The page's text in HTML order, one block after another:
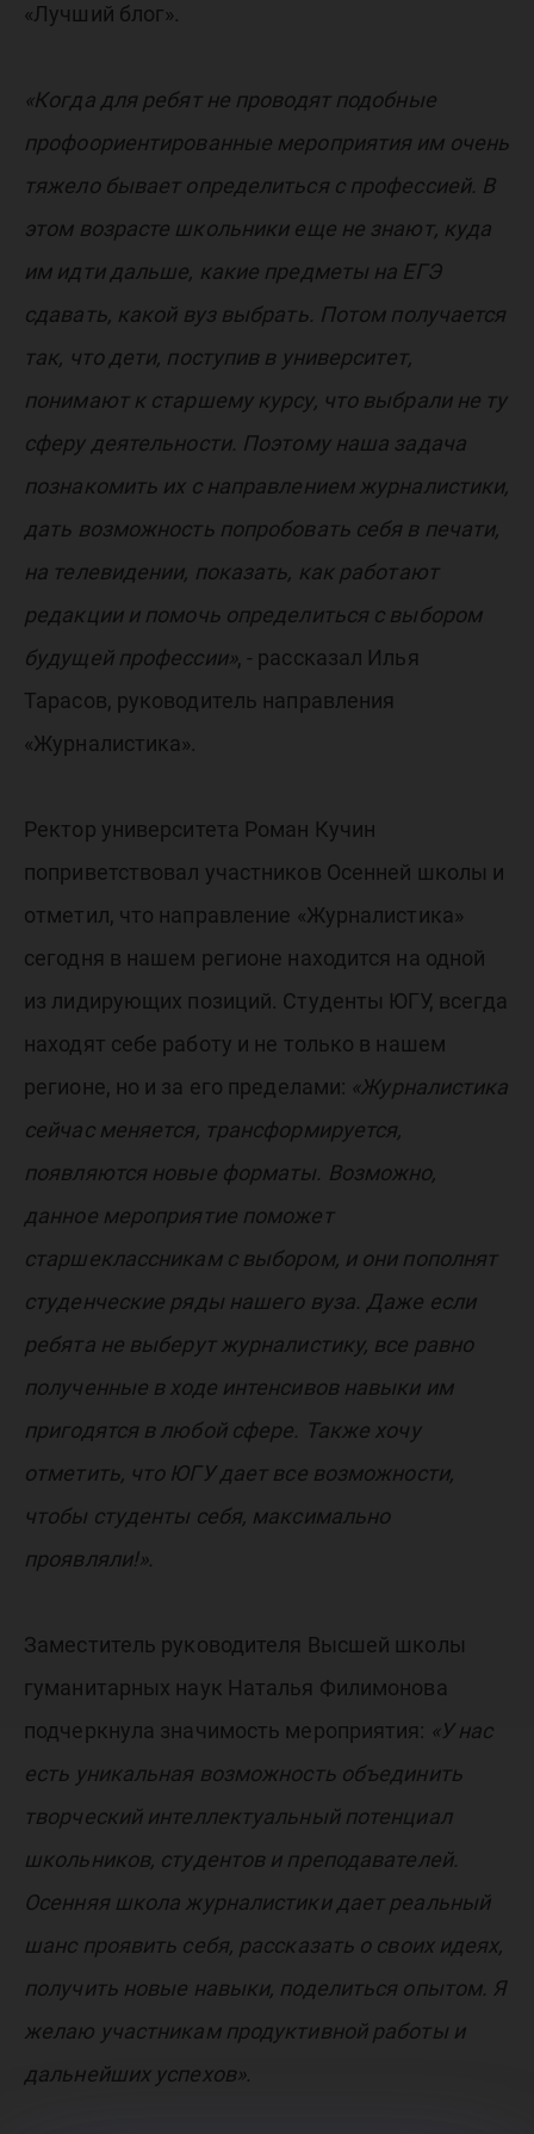
«Лучший блог».
«Когда для ребят не проводят подобные
профоориентированные мероприятия им очень
тяжело бывает определиться с профессией. В
этом возрасте школьники еще не знают, куда
им идти дальше, какие предметы на ЕГЭ
сдавать, какой вуз выбрать. Потом получается
так, что дети, поступив в университет,
понимают к старшему курсу, что выбрали не ту
сферу деятельности. Поэтому наша задача
познакомить их с направлением журналистики,
дать возможность попробовать себя в печати,
на телевидении, показать, как работают
редакции и помочь определиться с выбором
будущей профессии», - рассказал Илья
Тарасов, руководитель направления
«Журналистика».
Ректор университета Роман Кучин
поприветствовал участников Осенней школы и
отметил, что направление «Журналистика»
сегодня в нашем регионе находится на одной
из лидирующих позиций. Студенты ЮГУ, всегда
находят себе работу и не только в нашем
регионе, но и за его пределами: «Журналистика
сейчас меняется, трансформируется,
появляются новые форматы. Возможно,
данное мероприятие поможет
старшеклассникам с выбором, и они пополнят
студенческие ряды нашего вуза. Даже если
ребята не выберут журналистику, все равно
полученные в ходе интенсивов навыки им
пригодятся в любой сфере. Также хочу
отметить, что ЮГУ дает все возможности,
чтобы студенты себя, максимально
проявляли!».
Заместитель руководителя Высшей школы
гуманитарных наук Наталья Филимонова
подчеркнула значимость мероприятия: «У нас
есть уникальная возможность объединить
творческий интеллектуальный потенциал
школьников, студентов и преподавателей.
Осенняя школа журналистики дает реальный
шанс проявить себя, рассказать о своих идеях,
получить новые навыки, поделиться опытом. Я
желаю участникам продуктивной работы и
дальнейших успехов».